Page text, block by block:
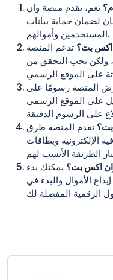
نعم، تقدم منصة وان
لضمان حماية بيانات
المستخدمين وأموالهم.
اكس بت؟ تدعم المنصة
ولكن يجب التحقق من
المنصة رسومًا على
على الموقع الرسمي
تقدم المنصة طرق
الإلكترونية وبطاقات
اكس بت؟ يمكنك بدء
الأموال والبدء في